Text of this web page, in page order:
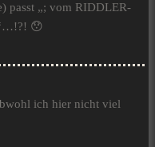
passt „; vom RIDDLER-
😯
ich hier nicht viel